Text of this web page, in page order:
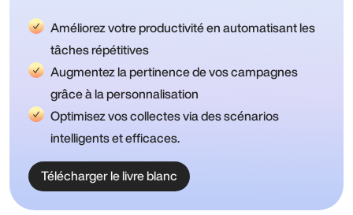
Améliorez votre productivité en automatisant les
tâches répétitives
Augmentez la pertinence de vos campagnes
grâce à la personnalisation
Optimisez vos collectes via des scénarios
intelligents et efficaces.
Télécharger le livre blanc